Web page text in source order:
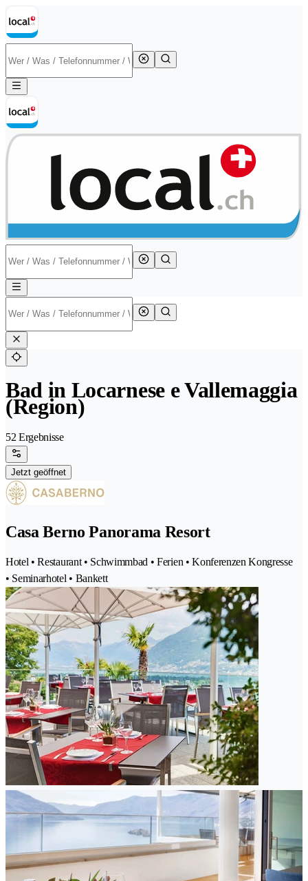
Bad in Locarnese e Vallemaggia
(Region)
52 Ergebnisse
Jetzt geöffnet
Casa Berno Panorama Resort
Hotel • Restaurant • Schwimmbad • Ferien • Konferenzen Kongresse
• Seminarhotel • Bankett